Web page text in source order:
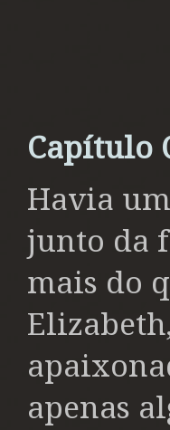
Capítulo
Havia
junto da
mais do
apenas